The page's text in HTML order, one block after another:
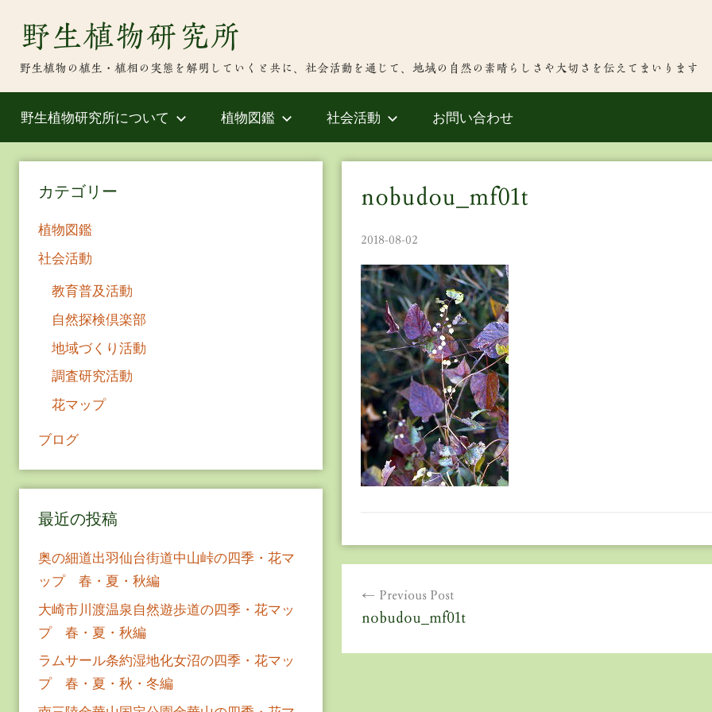
野生植物研究所
野生植物の植生・植相の実態を解明していくと共に、社会活動を通じて、地域の自然の素晴らしさや大切さを伝えてまいります
野生植物研究所について 植物図鑑 社会活動 お問い合わせ
nobudou_mf01t
2018-08-02
Previous Post
nobudou_mf01t
カテゴリー
植物図鑑
社会活動
教育普及活動
自然探検倶楽部
地域づくり活動
調査研究活動
花マップ
ブログ
最近の投稿
奥の細道出羽仙台街道中山峠の四季・花マ
ップ 春・夏・秋編
大崎市川渡温泉自然遊歩道の四季・花マッ
プ 春・夏・秋編
ラムサール条約湿地化女沼の四季・花マッ
プ 春・夏・秋・冬編